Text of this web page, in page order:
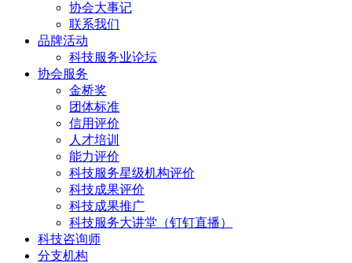
协会大事记
联系我们
品牌活动
科技服务业论坛
协会服务
金桥奖
团体标准
信用评价
人才培训
能力评价
科技服务星级机构评价
科技成果评价
科技成果推广
科技服务大讲堂（钉钉直播）
科技咨询师
分支机构